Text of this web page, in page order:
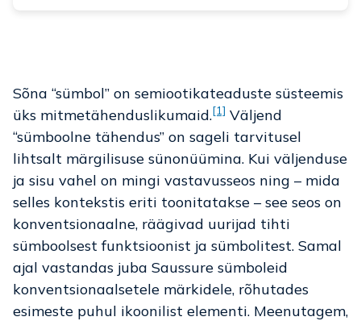
Sõna “sümbol” on semiootikateaduste süsteemis
üks mitmetähenduslikumaid.[1] Väljend
“sümboolne tähendus” on sageli tarvitusel
lihtsalt märgilisuse sünonüümina. Kui väljenduse
ja sisu vahel on mingi vastavusseos ning – mida
selles kontekstis eriti toonitatakse – see seos on
konventsionaalne, räägivad uurijad tihti
sümboolsest funktsioonist ja sümbolitest. Samal
ajal vastandas juba Saussure sümboleid
konventsionaalsetele märkidele, rõhutades
esimeste puhul ikoonilist elementi. Meenutagem,